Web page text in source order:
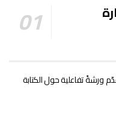
ورشةً تفاعلية حول الكتابة